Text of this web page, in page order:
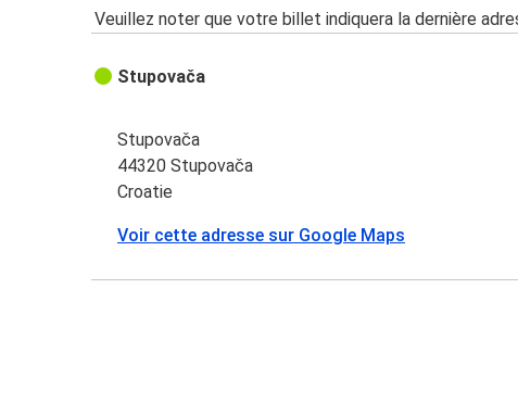
Veuillez noter que votre billet indiquera la dernière
Stupovača
Stupovača
44320 Stupovača
Croatie
Voir cette adresse sur Google Maps